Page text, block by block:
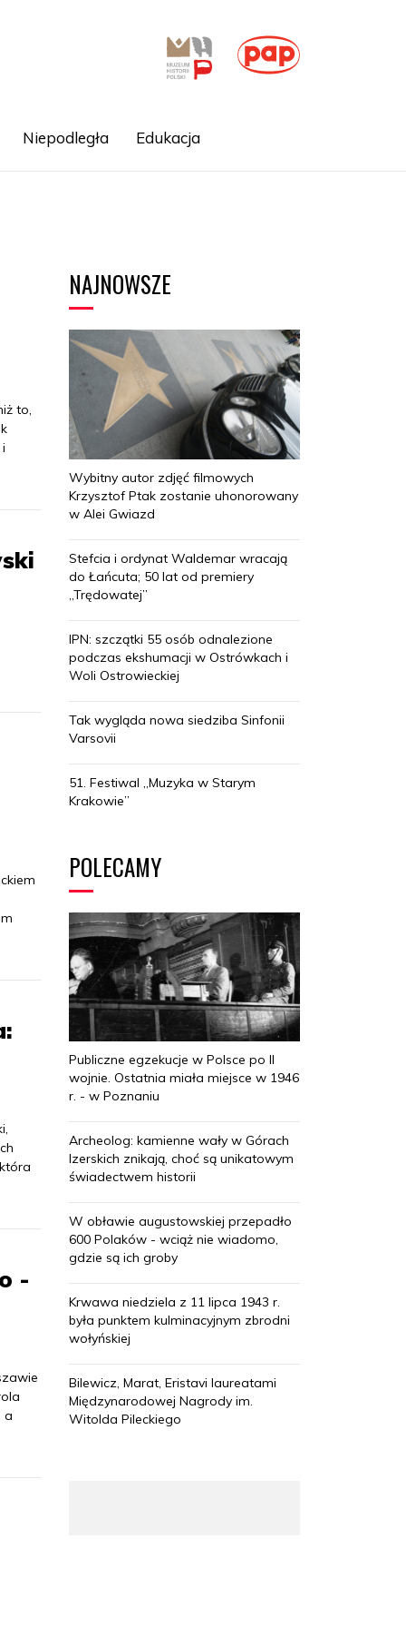
Niepodległa Edukacja
to,
-
a
NAJNOWSZE
Wybitny autor zdjęć filmowych
Krzysztof Ptak zostanie uhonorowany
w Alei Gwiazd
Stefcia i ordynat Waldemar wracają
do Łańcuta; 50 lat od premiery
„Trędowatej”
IPN: szczątki 55 osób odnalezione
podczas ekshumacji w Ostrówkach i
Woli Ostrowieckiej
Tak wygląda nowa siedziba Sinfonii
Varsovii
51. Festiwal „Muzyka w Starym
Krakowie”
POLECAMY
Publiczne egzekucje w Polsce po II
wojnie. Ostatnia miała miejsce w 1946
r. - w Poznaniu
Archeolog: kamienne wały w Górach
Izerskich znikają, choć są unikatowym
świadectwem historii
W obławie augustowskiej przepadło
600 Polaków - wciąż nie wiadomo,
gdzie są ich groby
Krwawa niedziela z 11 lipca 1943 r.
była punktem kulminacyjnym zbrodni
wołyńskiej
Bilewicz, Marat, Eristavi laureatami
Międzynarodowej Nagrody im.
Witolda Pileckiego